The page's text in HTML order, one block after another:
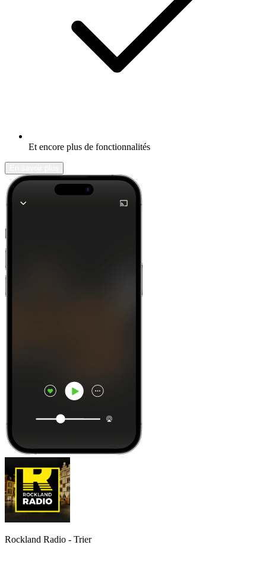
Et encore plus de fonctionnalités
Rockland Radio - Trier